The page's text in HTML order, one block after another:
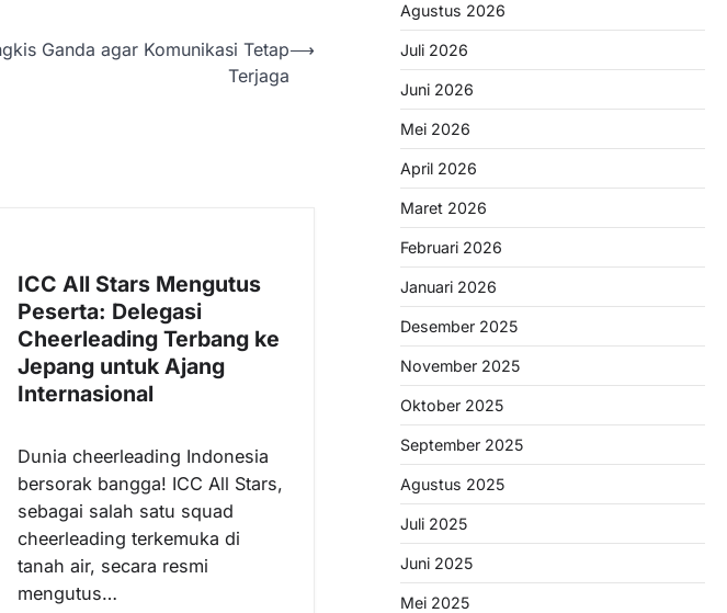
Ganda agar Komunikasi Tetap
Terjaga
⟶
ICC All Stars Mengutus
Peserta: Delegasi
Cheerleading Terbang ke
Jepang untuk Ajang
Internasional
Dunia cheerleading Indonesia
bersorak bangga! ICC All Stars,
sebagai salah satu squad
cheerleading terkemuka di
tanah air, secara resmi
mengutus…
Agustus 2026
Juli 2026
Juni 2026
Mei 2026
April 2026
Maret 2026
Februari 2026
Januari 2026
Desember 2025
November 2025
Oktober 2025
September 2025
Agustus 2025
Juli 2025
Juni 2025
Mei 2025